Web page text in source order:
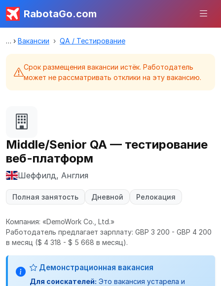
RabotaGo.com
Вакансии QA / Тестирование
Срок размещения вакансии истёк. Работодатель
может не рассматривать отклики на эту вакансию.
Middle/Senior QA — тестирование
веб-платформ
Шеффилд, Англия
Полная занятость Дневной Релокация
Компания: «DemoWork Co., Ltd.»
Работодатель предлагает зарплату: GBP 3 200 - GBP 4 200
в месяц ($ 4 318 - $ 5 668 в месяц).
Демонстрационная вакансия
Для соискателей: Это вакансия устарела и